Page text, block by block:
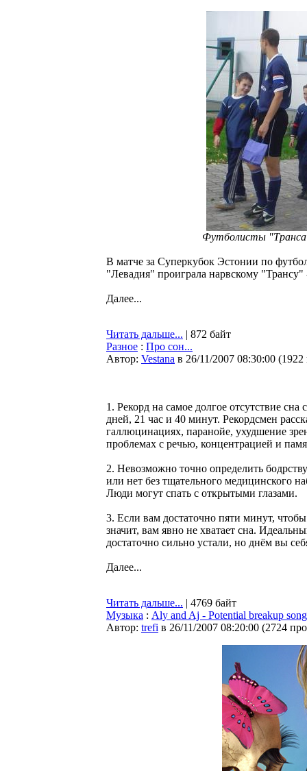
Футболисты
В матче за Суперкубок Эстонии по
"Левадия" проиграла нарвскому "Трансу"
Далее...
Читать дальше... | 872 байт
Разное : Про сон...
Автор: Vestana в 26/11/2007 08:30:00 (1922
1. Рекорд на самое долгое отсутствие сна
дней, 21 час и 40 минут. Рекордсмен
галлюцинациях, паранойе, ухудшение
проблемах с речью, концентрацией и
2. Невозможно точно определить
или нет без тщательного медицинского
Люди могут спать с открытыми глазами.
3. Если вам достаточно пяти минут,
значит, вам явно не хватает сна.
достаточно сильно устали, но днём вы
Далее...
Читать дальше... | 4769 байт
Музыка : Aly and Aj - Potential breakup song
Автор: trefi в 26/11/2007 08:20:00 (2724